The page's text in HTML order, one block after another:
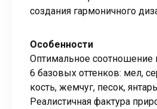
создания гармоничного
Особенности
Оптимальное соотношение
6 базовых оттенков: мел,
кость, жемчуг, песок,
Реалистичная фактура